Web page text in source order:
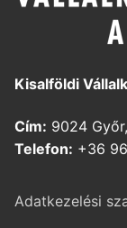
Kisalföldi
Cím: 9024
Telefon: +36
Adatkezelési